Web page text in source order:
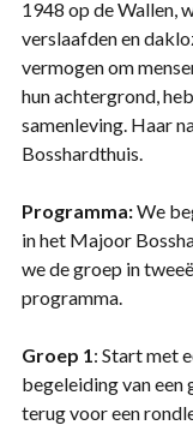
1948 op de Wallen,
verslaafden en
vermogen om
hun achtergrond,
samenleving. Haar
Bosshardthuis.
Programma:We
in het Majoor
we de groep in
programma.
Groep 1: Start met
begeleiding van een
terug voor een